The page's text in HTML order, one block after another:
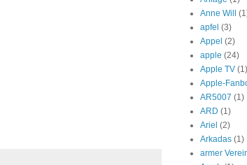
Anne Will
apfel (3)
Appel (2)
apple (24)
Apple TV (1)
Apple-
AR5007 (1)
ARD (1)
Ariel (2)
Arkadas (1)
armer